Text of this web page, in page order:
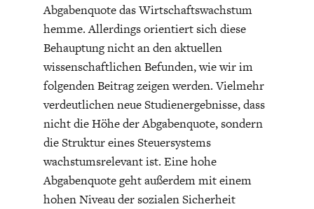
INDUSTRIEPOLITIK
ENERGIE & UMWELT
Abgabenquote das Wirtschaftswachstum
hemme. Allerdings orientiert sich diese
Behauptung nicht an den aktuellen
wissenschaftlichen Befunden, wie wir im
folgenden Beitrag zeigen werden. Vielmehr
verdeutlichen neue Studienergebnisse, dass
nicht die Höhe der Abgabenquote, sondern
die Struktur eines Steuersystems
wachstumsrelevant ist. Eine hohe
Abgabenquote geht außerdem mit einem
hohen Niveau der sozialen Sicherheit